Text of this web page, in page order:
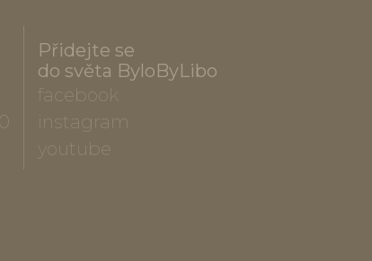
Přidejte se
do světa ByloByLibo
facebook
instagram
youtube